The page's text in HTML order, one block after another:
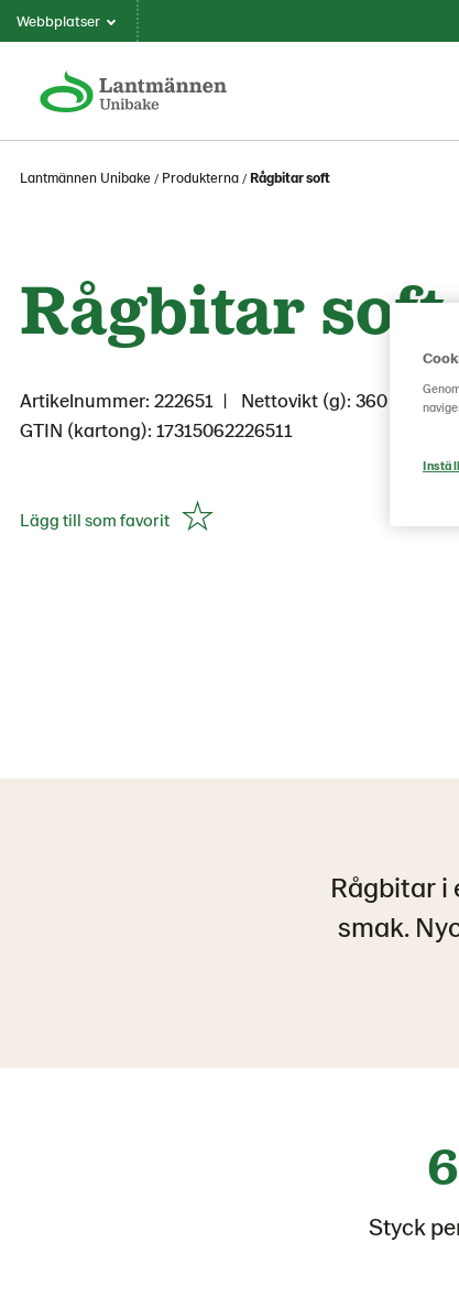
Webbplatser
Lantmännen Unibake Produkterna Rågbitar soft
Rågbitar soft
Artikelnummer: 222651
Nettovikt (g): 360
GTIN (kartong): 17315062226511
Lägg till som favorit
Rågbitar i
smak.
Styck